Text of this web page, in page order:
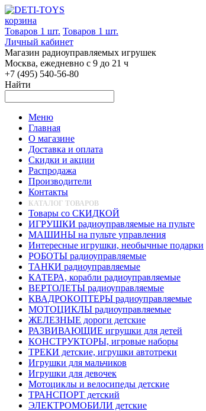
корзина
Товаров 1 шт. Товаров 1 шт.
Личный кабинет
Магазин радиоуправляемых игрушек
Москва, ежедневно с 9 до 21 ч
+7 (495) 540-56-80
Найти
Меню
Главная
О магазине
Доставка и оплата
Скидки и акции
Распродажа
Производители
Контакты
КАТАЛОГ ТОВАРОВ
Товары со СКИДКОЙ
ИГРУШКИ радиоуправляемые на пульте
МАШИНЫ на пульте управления
Интересные игрушки, необычные подарки
РОБОТЫ радиоуправляемые
ТАНКИ радиоуправляемые
КАТЕРА, корабли радиоуправляемые
ВЕРТОЛЕТЫ радиоуправляемые
КВАДРОКОПТЕРЫ радиоуправляемые
МОТОЦИКЛЫ радиоуправляемые
ЖЕЛЕЗНЫЕ дороги детские
РАЗВИВАЮЩИЕ игрушки для детей
КОНСТРУКТОРЫ, игровые наборы
ТРЕКИ детские, игрушки автотреки
Игрушки для мальчиков
Игрушки для девочек
Мотоциклы и велосипеды детские
ТРАНСПОРТ детский
ЭЛЕКТРОМОБИЛИ детские